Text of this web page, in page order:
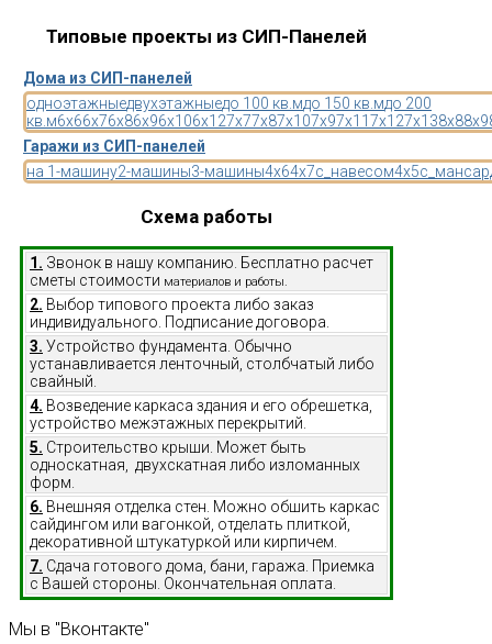
Типовые проекты из СИП-Панелей
Дома из СИП-панелей
одноэтажныедвухэтажныедо 100 кв.мдо 150 кв.мдо 200
кв.м6x66x76x86x96x106x127x77x87x107x97x11 7x127x138x88x9
Гаражи из СИП-панелей
на 1-машину2-машины3-машины4x64x7с_навесом4x5
Схема работы
1. Звонок в нашу компанию. Бесплатно расчет
сметы стоимости материалов и работы.
2. Выбор типового проекта либо заказ
индивидуального. Подписание договора.
3. Устройство фундамента. Обычно
устанавливается ленточный, столбчатый либо
свайный.
4. Возведение каркаса здания и его обрешетка,
устройство межэтажных перекрытий.
5. Строительство крыши. Может быть
односкатная, двухскатная либо изломанных
форм.
6. Внешняя отделка стен. Можно обшить каркас
сайдингом или вагонкой, отделать плиткой,
декоративной штукатуркой или кирпичем.
7. Сдача готового дома, бани, гаража. Приемка
с Вашей стороны. Окончательная оплата.
Мы в "Вконтакте"